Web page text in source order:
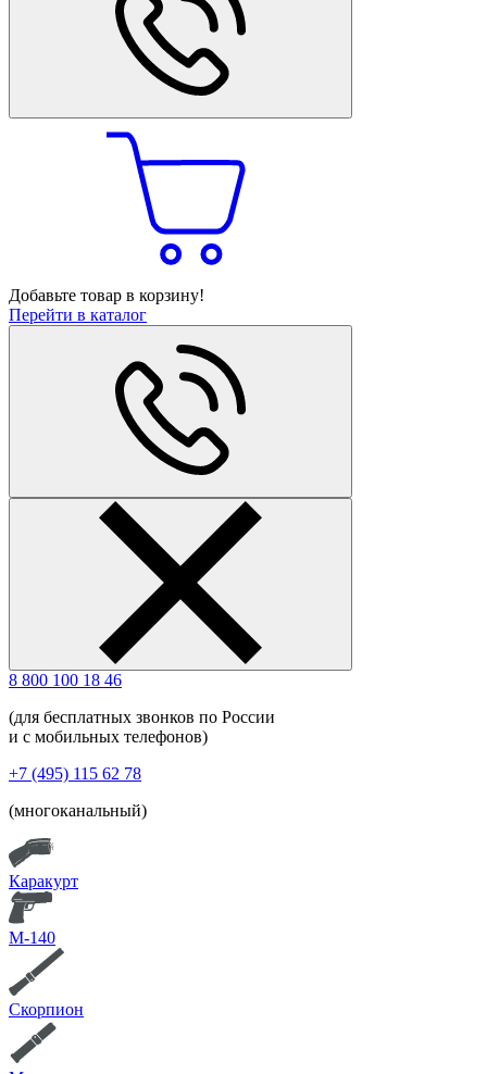
Добавьте товар в корзину!
Перейти в каталог
8 800 100 18 46
(для бесплатных звонков по России
и с мобильных телефонов)
+7 (495) 115 62 78
(многоканальный)
Каракурт
М-140
Скорпион